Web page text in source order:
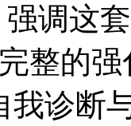
调这
整的
我诊断